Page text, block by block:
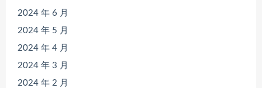
2024 年 6 月
2024 年 5 月
2024 年 4 月
2024 年 3 月
2024 年 2 月